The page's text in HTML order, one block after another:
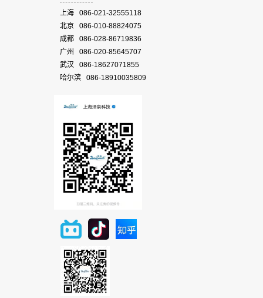
上海 086-021-32555118
北京 086-010-88824075
成都 086-028-86719836
广州 086-020-85645707
武汉 086-18627071855
哈尔滨 086-18910035809